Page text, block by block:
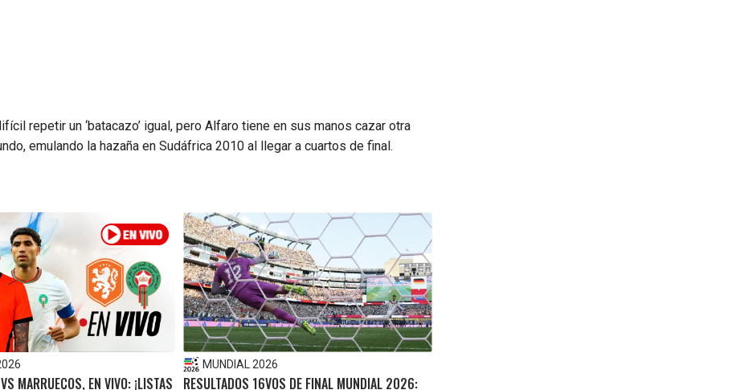
repetir un ‘batacazo’ igual, pero Alfaro tiene en sus manos cazar otra
emulando la hazaña en Sudáfrica 2010 al llegar a cuartos de final.
MARRUECOS, EN VIVO: ¡LISTAS
MUNDIAL 2026
RESULTADOS 16VOS DE FINAL MUNDIAL 2026: